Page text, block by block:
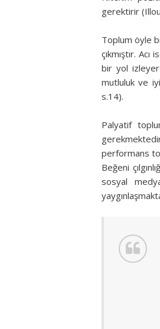
gerektirir
Toplum öyle
çıkmıştır.
bir yol
mutluluk ve
s.14).
Palyatif
performans
Beğeni
sosyal